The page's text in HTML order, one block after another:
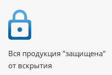
Вся продукция "защищена"
от вскрытия